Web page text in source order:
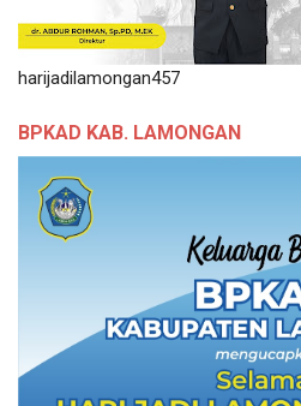
harijadilamongan457
BPKAD KAB. LAMONGAN